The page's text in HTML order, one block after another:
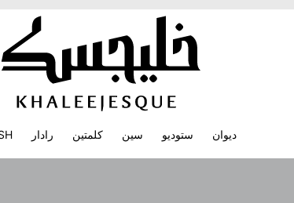
ديوان ستوديو سين كلمتين رادار